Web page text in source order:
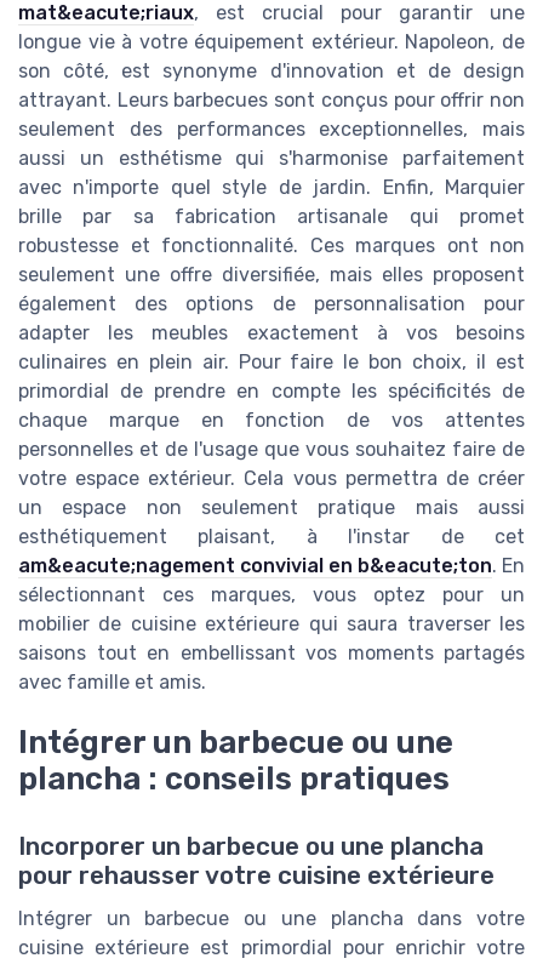
mat&eacute;riaux, est crucial pour garantir une
longue vie à votre équipement extérieur. Napoleon, de
son côté, est synonyme d'innovation et de design
attrayant. Leurs barbecues sont conçus pour offrir non
seulement des performances exceptionnelles, mais
aussi un esthétisme qui s'harmonise parfaitement
avec n'importe quel style de jardin. Enfin, Marquier
brille par sa fabrication artisanale qui promet
robustesse et fonctionnalité. Ces marques ont non
seulement une offre diversifiée, mais elles proposent
également des options de personnalisation pour
adapter les meubles exactement à vos besoins
culinaires en plein air. Pour faire le bon choix, il est
primordial de prendre en compte les spécificités de
chaque marque en fonction de vos attentes
personnelles et de l'usage que vous souhaitez faire de
votre espace extérieur. Cela vous permettra de créer
un espace non seulement pratique mais aussi
esthétiquement plaisant, à l'instar de cet
am&eacute;nagement convivial en b&eacute;ton. En
sélectionnant ces marques, vous optez pour un
mobilier de cuisine extérieure qui saura traverser les
saisons tout en embellissant vos moments partagés
avec famille et amis.
Intégrer un barbecue ou une
plancha : conseils pratiques
Incorporer un barbecue ou une plancha
pour rehausser votre cuisine extérieure
Intégrer un barbecue ou une plancha dans votre
cuisine extérieure est primordial pour enrichir votre